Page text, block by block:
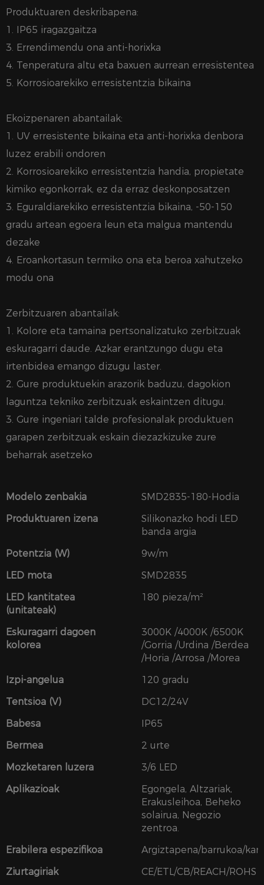
Produktuaren deskribapena:
1. IP65 iragazgaitza
3. Errendimendu ona anti-horixka
4. Tenperatura altu eta baxuen aurrean erresistentea
5. Korrosioarekiko erresistentzia bikaina
Ekoizpenaren abantailak:
1. UV erresistente bikaina eta anti-horixka denbora
luzez erabili ondoren
2. Korrosioarekiko erresistentzia handia, propietate
kimiko egonkorrak, ez da erraz deskonposatzen
3. Eguraldiarekiko erresistentzia bikaina, -50-150
gradu artean egoera leun eta malgua mantendu
dezake
4. Eroankortasun termiko ona eta beroa xahutzeko
modu ona
Zerbitzuaren abantailak:
1. Kolore eta tamaina pertsonalizatuko zerbitzuak
eskuragarri daude. Azkar erantzungo dugu eta
irtenbidea emango dizugu laster.
2. Gure produktuekin arazorik baduzu, dagokion
laguntza tekniko zerbitzuak eskaintzen ditugu.
3. Gure ingeniari talde profesionalak produktuen
garapen zerbitzuak eskain diezazkizuke zure
beharrak asetzeko
Modelo zenbakia
SMD2835-180-Hodia
Produktuaren izena
Silikonazko hodi LED
banda argia
Potentzia (W)
9w/m
LED mota
SMD2835
LED kantitatea
(unitateak)
180 pieza/m²
Eskuragarri dagoen
kolorea
3000K /4000K /6500K
/Gorria /Urdina /Berdea
/Horia /Arrosa /Morea
Izpi-angelua
120 gradu
Tentsioa (V)
DC12/24V
Babesa
IP65
Bermea
2 urte
Mozketaren luzera
3/6 LED
Aplikazioak
Egongela, Altzariak,
Erakusleihoa, Beheko
solairua, Negozio
zentroa.
Erabilera espezifikoa
Argiztapena/barrukoa/
Ziurtagiriak
CE/ETL/CB/REACH/ROHS